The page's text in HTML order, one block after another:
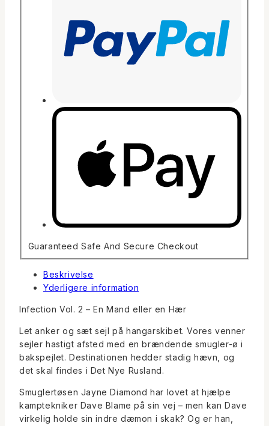
Guaranteed Safe And Secure Checkout
Beskrivelse
Yderligere information
Infection Vol. 2 – En Mand eller en Hær
Let anker og sæt sejl på hangarskibet. Vores venner
sejler hastigt afsted med en brændende smugler-ø i
bakspejlet. Destinationen hedder stadig hævn, og
det skal findes i Det Nye Rusland.
Smuglertøsen Jayne Diamond har lovet at hjælpe
kamptekniker Dave Blame på sin vej – men kan Dave
virkelig holde sin indre dæmon i skak? Og er han,